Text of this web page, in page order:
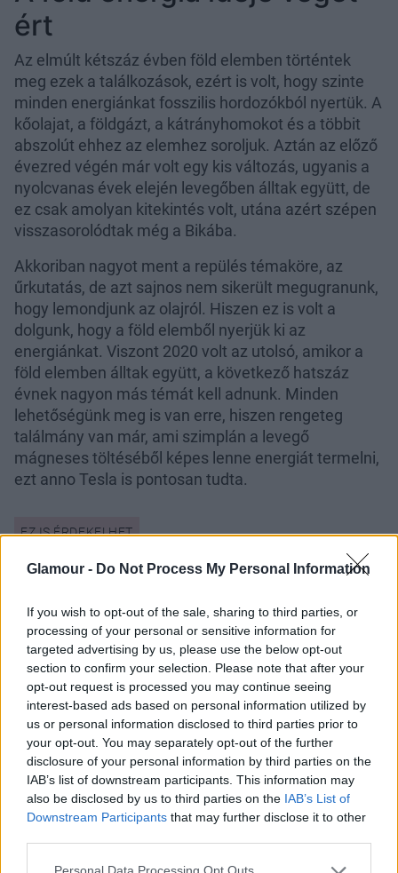
Glamour - Do Not Process My Personal Information
If you wish to opt-out of the sale, sharing to third parties, or
processing of your personal or sensitive information for
targeted advertising by us, please use the below opt-out
section to confirm your selection. Please note that after your
opt-out request is processed you may continue seeing
interest-based ads based on personal information utilized by
us or personal information disclosed to third parties prior to
your opt-out. You may separately opt-out of the further
disclosure of your personal information by third parties on the
IAB’s list of downstream participants. This information may
also be disclosed by us to third parties on the IAB’s List of
Downstream Participants that may further disclose it to other
Please note that this website/app uses one or more Google
ért
Az elmúlt kétszáz évben föld elemben történtek
meg ezek a találkozások, ezért is volt, hogy szinte
minden energiánkat fosszilis hordozókból nyertük. A
kőolajat, a földgázt, a kátrányhomokot és a többit
abszolút ehhez az elemhez soroljuk. Aztán az előző
évezred végén már volt egy kis változás, ugyanis a
nyolcvanas évek elején levegőben álltak együtt, de
ez csak amolyan kitekintés volt, utána azért szépen
visszasorolódtak még a Bikába.
Akkoriban nagyot ment a repülés témaköre, az
űrkutatás, de azt sajnos nem sikerült megugranunk,
hogy lemondjunk az olajról. Hiszen ez is volt a
dolgunk, hogy a föld elemből nyerjük ki az
energiánkat. Viszont 2020 volt az utolsó, amikor a
föld elemben álltak együtt, a következő hatszáz
évnek nagyon más témát kell adnunk. Minden
lehetőségünk meg is van erre, hiszen rengeteg
találmány van már, ami szimplán a levegő
mágneses töltéséből képes lenne energiát termelni,
ezt anno Tesla is pontosan tudta.
Ilyen lesz 2023 az asztrológia szerint